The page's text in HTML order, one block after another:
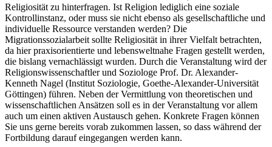
Religiosität zu hinterfragen. Ist Religion lediglich eine soziale
Kontrollinstanz, oder muss sie nicht ebenso als gesellschaftliche und
individuelle Ressource verstanden werden? Die
Migrationssozialarbeit sollte Religiosität in ihrer Vielfalt betrachten,
da hier praxisorientierte und lebensweltnahe Fragen gestellt werden,
die bislang vernachlässigt wurden. Durch die Veranstaltung wird der
Religionswissenschaftler und Soziologe Prof. Dr. Alexander-
Kenneth Nagel (Institut Soziologie, Goethe-Alexander-Universität
Göttingen) führen. Neben der Vermittlung von theoretischen und
wissenschaftlichen Ansätzen soll es in der Veranstaltung vor allem
auch um einen aktiven Austausch gehen. Konkrete Fragen können
Sie uns gerne bereits vorab zukommen lassen, so dass während der
Fortbildung darauf eingegangen werden kann.